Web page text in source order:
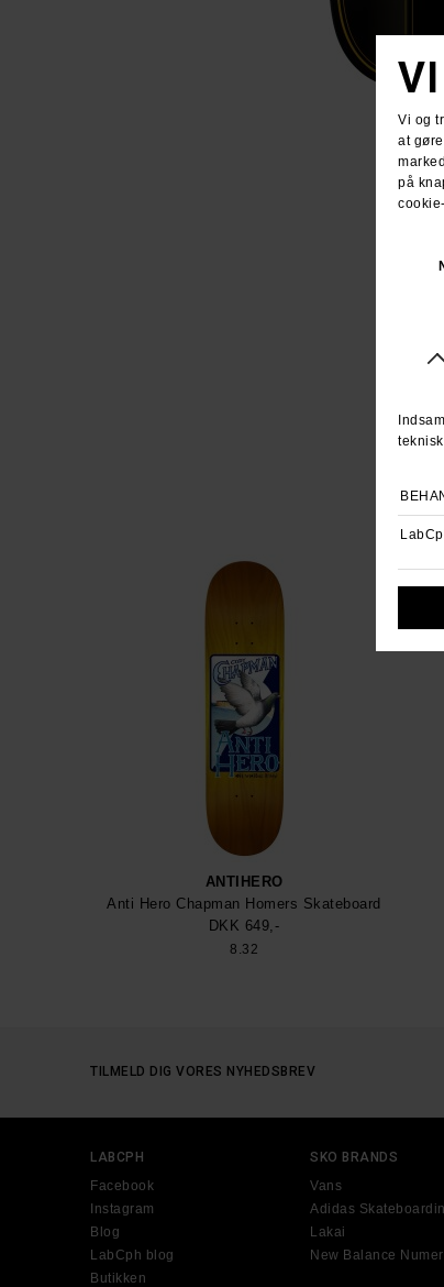
ANTIHERO
Anti Hero Chapman Homers Skateboard
DKK 649,-
8.32
TILMELD DIG VORES NYHEDSBREV
LABCPH
Facebook
Instagram
Blog
LabCph blog
Butikken
SKO BRANDS
Vans
Adidas
Lakai
New Balance